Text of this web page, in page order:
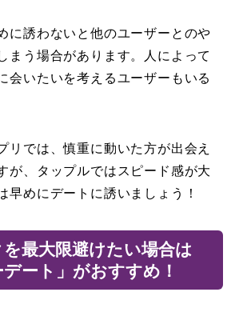
に誘わないと他のユーザーとのや
まう場合があります。人によって
会いたいを考えるユーザーもいる
リでは、慎重に動いた方が出会え
が、タップルではスピード感が大
早めにデートに誘いましょう！
最大限避けたい場合は
デート」がおすすめ！